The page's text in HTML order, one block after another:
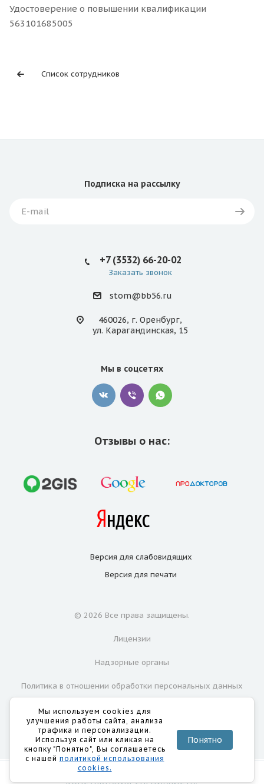
Удостоверение о повышении квалификации
563101685005
Список сотрудников
Подписка на рассылку
+7 (3532) 66-20-02
Заказать звонок
stom@bb56.ru
460026, г. Оренбург,
ул. Карагандинская, 15
Мы в соцсетях
Отзывы о нас:
Версия для слабовидящих
Версия для печати
© 2026 Все права защищены.
Лицензии
Надзорные органы
Политика в отношении обработки персональных данных
Согласие на обработку персональных данных
ИМЕЮТСЯ ПРОТИВОПОКАЗАНИЯ. НЕОБХОДИМА
КОНСУЛЬТАЦИЯ СПЕЦИАЛИСТА.
Мы используем cookies для
улучшения работы сайта, анализа
трафика и персонализации.
Используя сайт или кликая на
кнопку "Понятно", Вы соглашаетесь
с нашей политикой использования
cookies.
Понятно